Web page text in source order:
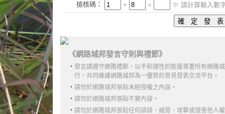
檢核碼：
+ = ※ 請計算輸入數
《網路城邦發言守則與禮節》
‧ 發言請遵守網路禮節，以平和理性的態度尊重所有網路
行，共同維護網路城邦為一優質的意見發表交流平台。
‧ 請勿於網路城邦張貼未經授權之內容。
‧ 請勿於網路城邦張貼不實內容。
‧ 請勿於網路城邦張貼任何誹謗、威脅、攻擊或侵害他人